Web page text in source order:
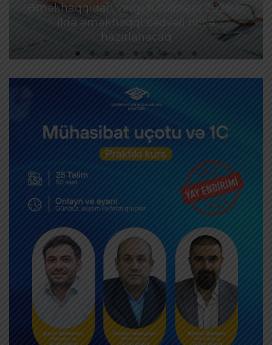
Əməkhaqqıdan vergi tutulması: 2026-cı
ildə əməkhaqqı cədvəli necə
hazırlanacaq